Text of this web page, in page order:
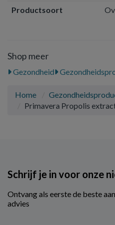
Productsoort
Shop meer
Gezondheid
Home
Primavera Propolis
Schrijf je in voor onze
Ontvang als eerste de beste
advies